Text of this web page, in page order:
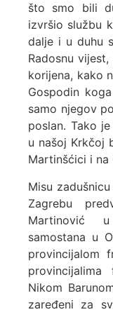
što smo bili
izvršio službu
dalje i u duhu
Radosnu
korijena, kako
Gospodin
samo njegov
poslan. Tako
u našoj Krkčoj
Martinšćici i na
Misu
Zagrebu
Martinović
samostana u
provincijalom
Nikom
zaređeni za